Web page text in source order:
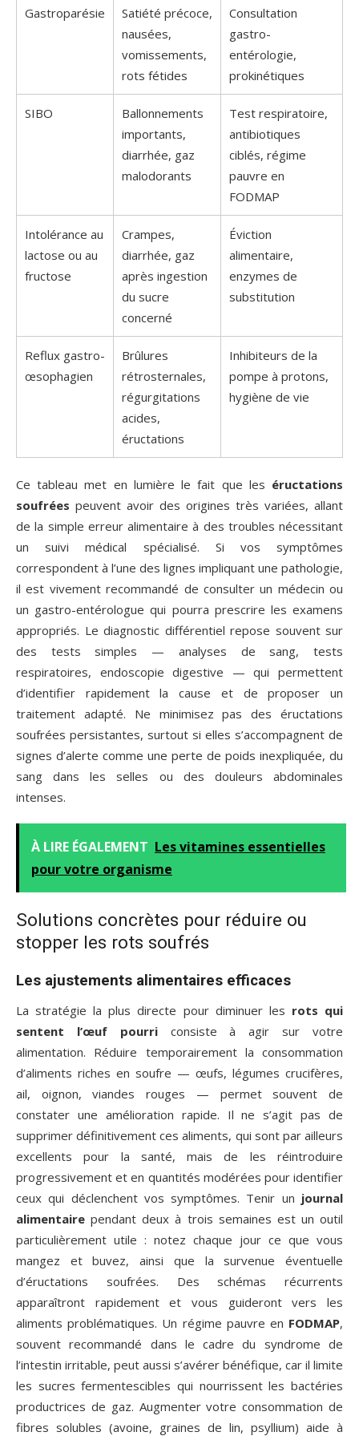
Gastroparésie
Satiété précoce,
nausées,
vomissements,
rots fétides
Consultation
gastro-
entérologie,
prokinétiques
SIBO
Ballonnements
importants,
diarrhée, gaz
malodorants
Test respiratoire,
antibiotiques
ciblés, régime
pauvre en
FODMAP
Intolérance au
lactose ou au
fructose
Crampes,
diarrhée, gaz
après ingestion
du sucre
concerné
Éviction
alimentaire,
enzymes de
substitution
Reflux gastro-
œsophagien
Brûlures
rétrosternales,
régurgitations
acides,
éructations
Inhibiteurs de la
pompe à protons,
hygiène de vie
Ce tableau met en lumière le fait que les éructations
soufrées peuvent avoir des origines très variées, allant
de la simple erreur alimentaire à des troubles nécessitant
un suivi médical spécialisé. Si vos symptômes
correspondent à l’une des lignes impliquant une pathologie,
il est vivement recommandé de consulter un médecin ou
un gastro-entérologue qui pourra prescrire les examens
appropriés. Le diagnostic différentiel repose souvent sur
des tests simples — analyses de sang, tests
respiratoires, endoscopie digestive — qui permettent
d’identifier rapidement la cause et de proposer un
traitement adapté. Ne minimisez pas des éructations
soufrées persistantes, surtout si elles s’accompagnent de
signes d’alerte comme une perte de poids inexpliquée, du
sang dans les selles ou des douleurs abdominales
intenses.
À LIRE ÉGALEMENT Les vitamines essentielles
pour votre organisme
Solutions concrètes pour réduire ou
stopper les rots soufrés
Les ajustements alimentaires efficaces
La stratégie la plus directe pour diminuer les rots qui
sentent l’œuf pourriconsiste à agir sur votre
alimentation. Réduire temporairement la consommation
d’aliments riches en soufre — œufs, légumes crucifères,
ail, oignon, viandes rouges — permet souvent de
constater une amélioration rapide. Il ne s’agit pas de
supprimer définitivement ces aliments, qui sont par ailleurs
excellents pour la santé, mais de les réintroduire
progressivement et en quantités modérées pour identifier
ceux qui déclenchent vos symptômes. Tenir un journal
alimentaire pendant deux à trois semaines est un outil
particulièrement utile : notez chaque jour ce que vous
mangez et buvez, ainsi que la survenue éventuelle
d’éructations soufrées. Des schémas récurrents
apparaîtront rapidement et vous guideront vers les
aliments problématiques. Un régime pauvre en FODMAP,
souvent recommandé dans le cadre du syndrome de
l’intestin irritable, peut aussi s’avérer bénéfique, car il limite
les sucres fermentescibles qui nourrissent les bactéries
productrices de gaz. Augmenter votre consommation de
fibres solubles (avoine, graines de lin, psyllium) aide à